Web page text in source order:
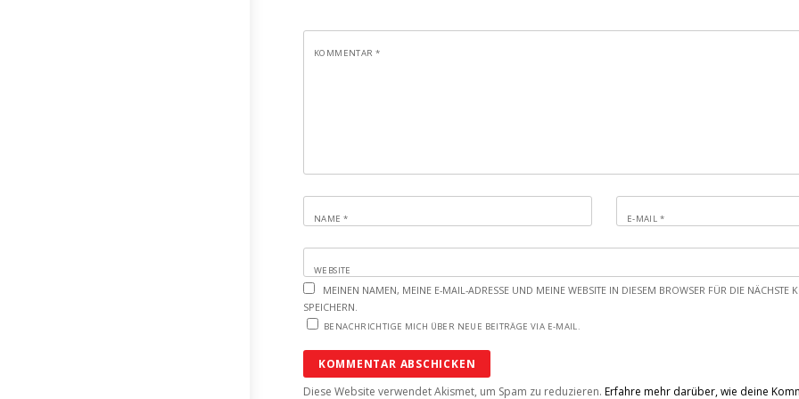
KOMMENTAR *
NAME * E-MAIL *
WEBSITE
MEINEN NAMEN, MEINE E-MAIL-ADRESSE UND MEINE WEBSITE IN DIESEM BROWSER FÜR DIE NÄCHSTE
SPEICHERN.
BENACHRICHTIGE MICH ÜBER NEUE BEITRÄGE VIA E-MAIL.
Diese Website verwendet Akismet, um Spam zu reduzieren. Erfahre mehr darüber, wie deine